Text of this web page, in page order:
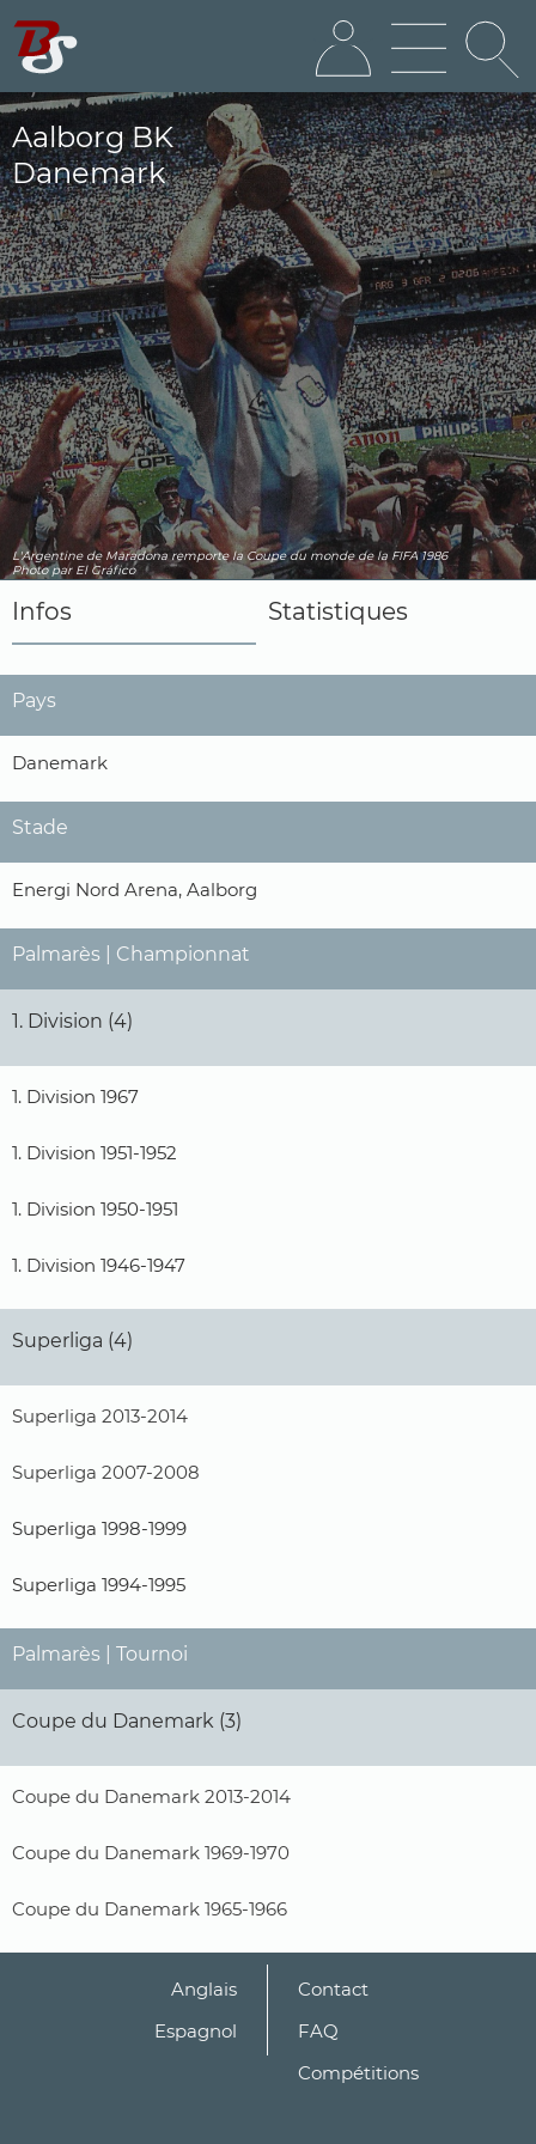
Aalborg BK
Danemark
L'Argentine de Maradona remporte la Coupe du monde de la FIFA 1986
Photo par El Gráfico
Infos Statistiques
Pays
Danemark
Stade
Energi Nord Arena, Aalborg
Palmarès | Championnat
1. Division (4)
1. Division 1967
1. Division 1951-1952
1. Division 1950-1951
1. Division 1946-1947
Superliga (4)
Superliga 2013-2014
Superliga 2007-2008
Superliga 1998-1999
Superliga 1994-1995
Palmarès | Tournoi
Coupe du Danemark (3)
Coupe du Danemark 2013-2014
Coupe du Danemark 1969-1970
Coupe du Danemark 1965-1966
Anglais
Espagnol
Contact
FAQ
Compétitions